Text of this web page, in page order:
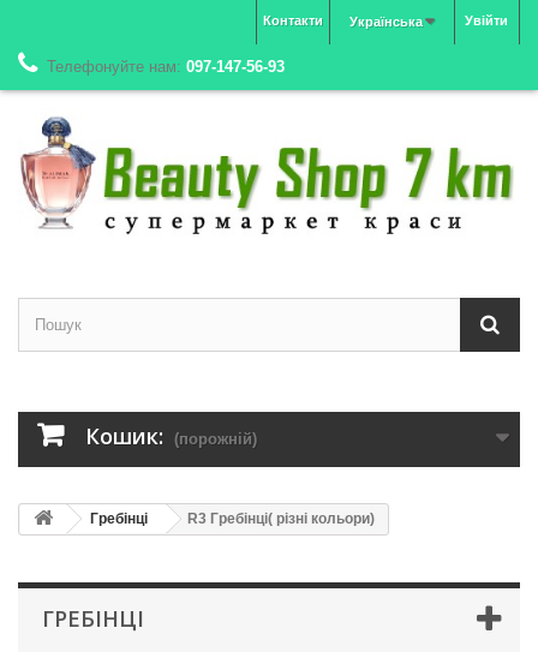
Увійти
Українська
Контакти
Телефонуйте нам: 097-147-56-93
Кошик: (порожній)
Гребінці R3 Гребінці( різні кольори)
ГРЕБІНЦІ